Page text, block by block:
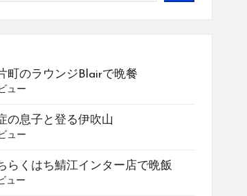
町のラウンジBlairで晩餐
ュー
の息子と登る伊吹山
ュー
らくはち鯖江インター店で晩飯
ュー